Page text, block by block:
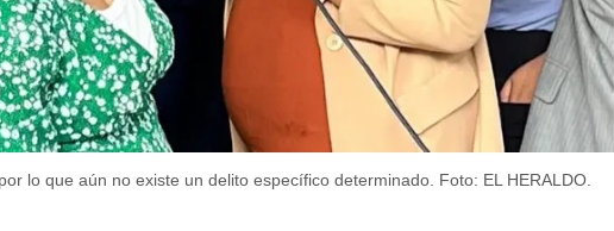
lo que aún no existe un delito específico determinado. Foto: EL HERALDO.